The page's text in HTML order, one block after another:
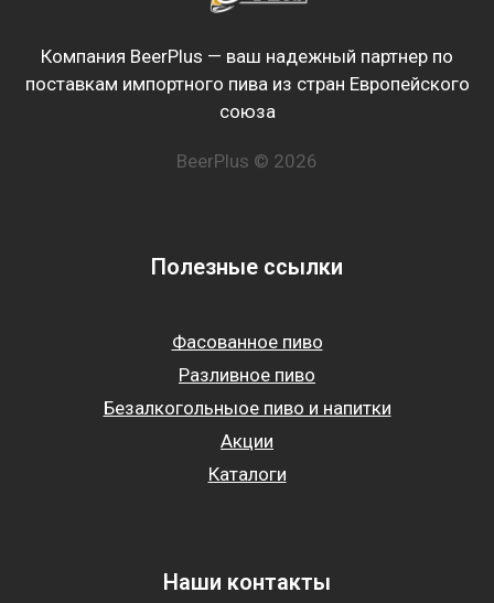
Компания BeerPlus — ваш надежный партнер по
поставкам импортного пива из стран Европейского
союза
BeerPlus © 2026
Полезные ссылки
Фасованное пиво
Разливное пиво
Безалкогольныое пиво и напитки
Акции
Каталоги
Наши контакты